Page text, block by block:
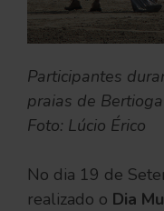
Participantes
praias de Bertioga
Foto: Lúcio Érico
No dia 19 de
realizado o Dia